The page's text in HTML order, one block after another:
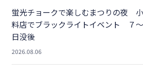
蛍光チョークで楽しむまつりの夜
料店でブラックライトイベント ７
日没後
2026.08.06